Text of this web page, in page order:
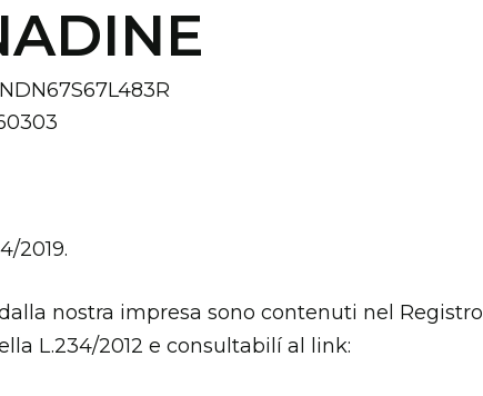
2019.
nostra impresa sono contenuti nel Registro
L.234/2012 e consultabilí al link: